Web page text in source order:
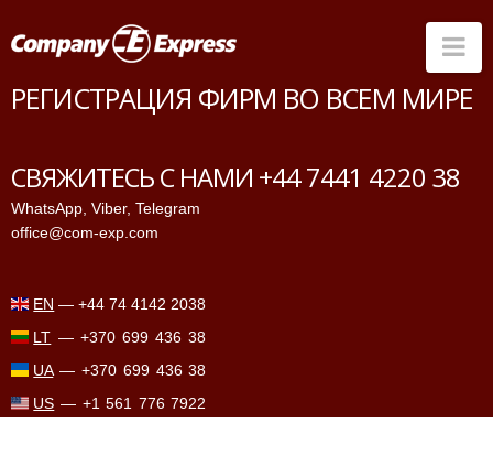
Услуги
Прайс-лист
Контакты
FAQ
РЕГИСТРАЦИЯ ФИРМ ВО ВСЕМ МИРЕ
СВЯЖИТЕСЬ С НАМИ +44 7441 4220 38
WhatsApp ,Viber,Telegram
office@com-exp.com
EN —+44 74 4142 2038
LT — +370 699 436 38
UA— +370 699 436 38
US — +1 561 776 7922